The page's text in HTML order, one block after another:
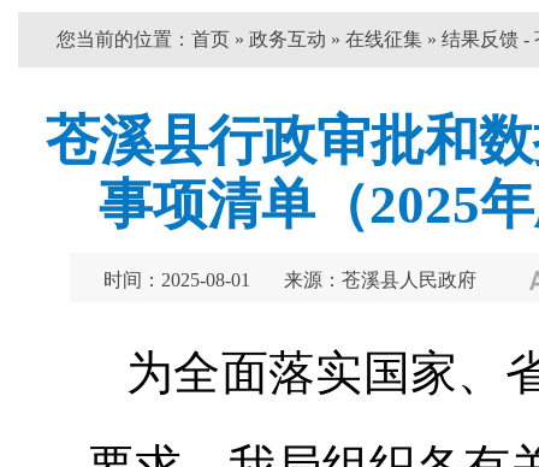
您当前的位置： 首页 » 政务互动 » 在线征集 » 结果反馈 -
苍溪县行政审批和
事项清单（2025
时间：2025-08-01 来源：苍溪县人民政府
为全面落实国家、